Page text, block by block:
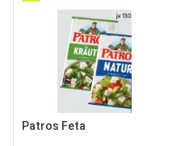
Patros Feta